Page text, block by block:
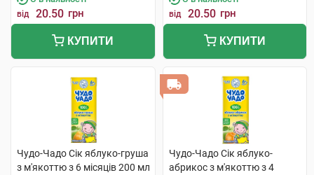
від 20.50 грн
КУПИТИ
від 20.50 грн
КУПИТИ
Чудо-Чадо Сік яблуко-груша
з м'якоттю з 6 місяців 200 мл
Чудо-Чадо Сік яблуко-
абрикос з м'якоттю з 4